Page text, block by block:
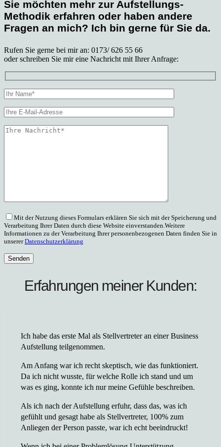
Sie möchten mehr zur Aufstellungs-
Methodik erfahren oder haben andere
Fragen an mich? Ich bin gerne für Sie da.
Rufen Sie gerne bei mir an: 0173/ 626 55 66
oder schreiben Sie mir eine Nachricht mit Ihrer Anfrage:
Mit der Nutzung dieses Formulars erklären Sie sich mit der Speicherung und
Verarbeitung Ihrer Daten durch diese Website einverstanden.Weitere
Informationen zu der Verarbeitung Ihrer personenbezogenen Daten finden Sie in
unsererDatenschutzerklärung
Erfahrungen meiner Kunden:
Ich habe das erste Mal als Stellvertreter an einer Business
Aufstellung teilgenommen.
Am Anfang war ich recht skeptisch, wie das funktioniert.
Da ich nicht wusste, für welche Rolle ich stand und um
was es ging, konnte ich nur meine Gefühle beschreiben.
Als ich nach der Aufstellung erfuhr, dass das, was ich
gefühlt und gesagt habe als Stellvertreter, 100% zum
Anliegen der Person passte, war ich echt beeindruckt!